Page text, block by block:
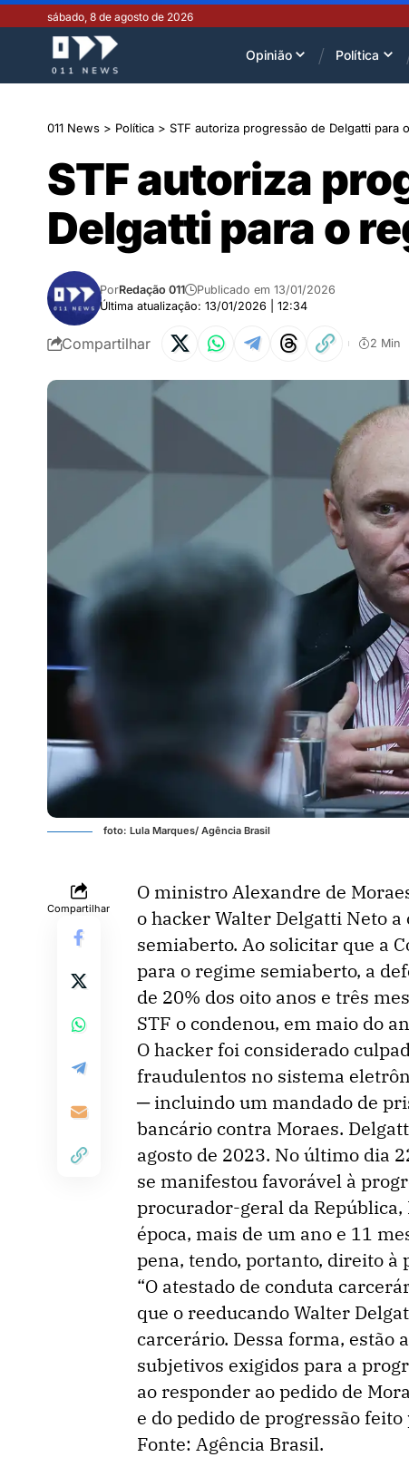
sábado, 8 de agosto de 2026
Opinião Política
011 News > Política > STF autoriza progressão de Delgatti para
STF autoriza
Delgatti para o
Última atualização: 13/01/2026 | 12:34
PorRedação 011 Publicado em 13/01/2026
Compartilhar 2 Min
foto: Lula Marques/ Agência Brasil
Compartilhar
O ministro Alexandre de
o hacker Walter Delgatti Neto
semiaberto. Ao solicitar que a
para o regime semiaberto, a
de 20% dos oito anos e três
STF o condenou, em maio do
O hacker foi considerado
fraudulentos no sistema
─ incluindo um mandado de
bancário contra Moraes.
agosto de 2023. No último dia
se manifestou favorável à
procurador-geral da
época, mais de um ano e 11
pena, tendo, portanto, direito à
“O atestado de conduta
que o reeducando Walter
carcerário. Dessa forma, estão
subjetivos exigidos para a
ao responder ao pedido de
e do pedido de progressão feito
Fonte: Agência Brasil.